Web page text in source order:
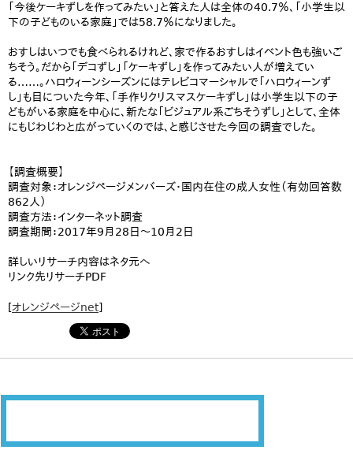
「今後ケーキずしを作ってみたい」と答えた人は全体の40.7％、「小学生以
下の子どものいる家庭」では58.7％になりました。
おすしはいつでも食べられるけれど、家で作るおすしはイベント色も強いご
ちそう。だから「デコずし」「ケーキずし」を作ってみたい人が増えてい
る……。ハロウィーンシーズンにはテレビコマーシャルで「ハロウィーンず
し」も目についた今年、「手作りクリスマスケーキずし」は小学生以下の子
どもがいる家庭を中心に、新たな「ビジュアル系ごちそうずし」として、全体
にもじわじわと広がっていくのでは、と感じさせた今回の調査でした。
【調査概要】
調査対象：オレンジページメンバーズ・国内在住の成人女性（有効回答数
862人）
調査方法：インターネット調査
調査期間：2017年9月28日〜10月2日
詳しいリサーチ内容はネタ元へ
リンク先リサーチPDF
[オレンジページnet]